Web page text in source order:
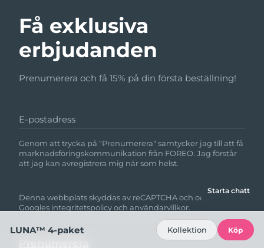
Få exklusiva
erbjudanden
Prenumerera och få 15% på din första beställning!
E-postadress
Genom att trycka på "Prenumerera" samtycker jag till att få
marknadsföringskommunikation från FOREO. Jag förstår
att jag kan avregistrera mig när som helst.
Denna webbplats skyddas av reCAPTCHA och omfattas av
Googles integritetspolicyoch användarvillkor.
Starta chatt
LUNA™ 4-paket Kollektion Köp